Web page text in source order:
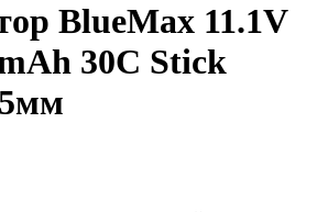
BlueMax 11.1V
30C Stick